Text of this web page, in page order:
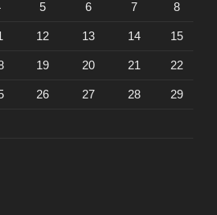
5 6 7 8
12 13 14 15
19 20 21 22
26 27 28 29